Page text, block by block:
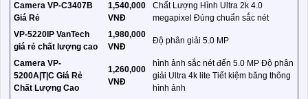
Camera VP-C3407B
Giá Rẻ
1,540,000
VNĐ
Chất Lượng Hình Ultra 2k 4.0
megapixel Đúng chuẩn sắc nét
VP-5220IP VanTech
giá rẻ chất lượng cao
1,980,000
VNĐ
Độ phân giải 5.0 MP
Camera VP-
5200A|T|C Giá Rẻ
Chất Lượng Cao
1,260,000
VNĐ
hình ảnh sắc nét đến 5.0 MP Độ phân
giải Ultra 4k lite Tiết kiệm băng thông
hình ảnh